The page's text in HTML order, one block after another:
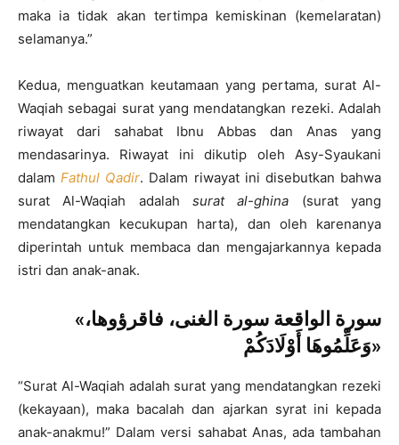
maka ia tidak akan tertimpa kemiskinan (kemelaratan)
selamanya.”
Kedua, menguatkan keutamaan yang pertama, surat Al-
Waqiah sebagai surat yang mendatangkan rezeki. Adalah
riwayat dari sahabat Ibnu Abbas dan Anas yang
mendasarinya. Riwayat ini dikutip oleh Asy-Syaukani
dalamFathul Qadir. Dalam riwayat ini disebutkan bahwa
surat Al-Waqiah adalah surat al-ghina (surat yang
mendatangkan kecukupan harta), dan oleh karenanya
diperintah untuk membaca dan mengajarkannya kepada
istri dan anak-anak.
«سورة الواقعة سورة الغنى، فاقرؤوها،
وَعَلِّمُوهَا أَوْلَادَكُمْ»
“Surat Al-Waqiah adalah surat yang mendatangkan rezeki
(kekayaan), maka bacalah dan ajarkan syrat ini kepada
anak-anakmu!” Dalam versi sahabat Anas, ada tambahan